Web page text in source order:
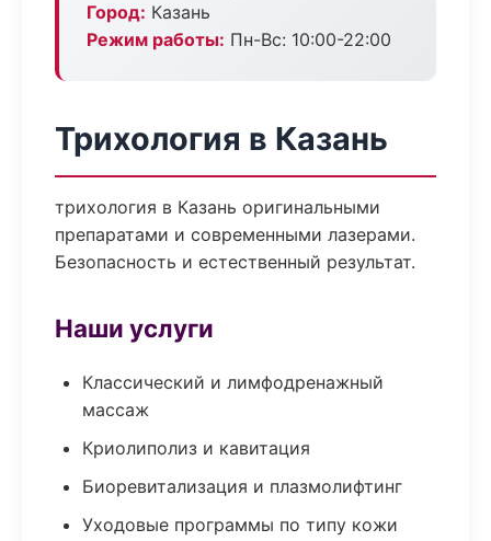
Город: Казань
Режим работы: Пн-Вс: 10:00-22:00
Трихология в Казань
трихология в Казань оригинальными
препаратами и современными лазерами.
Безопасность и естественный результат.
Наши услуги
Классический и лимфодренажный
массаж
Криолиполиз и кавитация
Биоревитализация и плазмолифтинг
Уходовые программы по типу кожи